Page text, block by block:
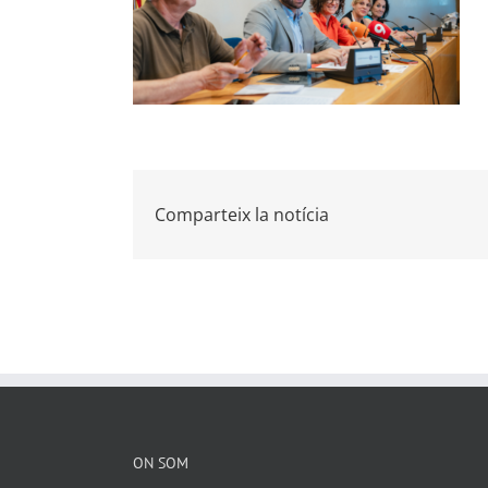
Comparteix la notícia
ON SOM